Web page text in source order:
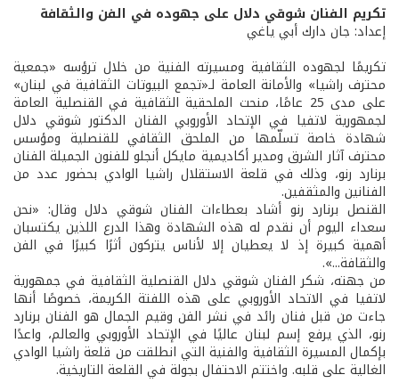
تكريم الفنان شوقي دلال على جهوده في الفن والثقافة
إعداد: جان دارك أبي ياغي
تكريمًا لجهوده الثقافية ومسيرته الفنية من خلال ترؤسه «جمعية
محترف راشيا» والأمانة العامة لـ«تجمع البيوتات الثقافية في لبنان»
على مدى 25 عامًا، منحت الملحقية الثقافية في القنصلية العامة
لجمهورية لاتفيا في الإتحاد الأوروبي الفنان الدكتور شوقي دلال
شهادة خاصة تسلّمها من الملحق الثقافي للقنصلية ومؤسس
محترف آثار الشرق ومدير أكاديمية مايكل أنجلو للفنون الجميلة الفنان
برنارد رنو، وذلك في قلعة الاستقلال راشيا الوادي بحضور عدد من
الفنانين والمثقفين.
القنصل برنارد رنو أشاد بعطاءات الفنان شوقي دلال وقال: «نحن
سعداء اليوم أن نقدم له هذه الشهادة وهذا الدرع اللذين يكتسبان
أهمية كبيرة إذ لا يعطيان إلا لأناس يتركون أثرًا كبيرًا في الفن
والثقافة...».
من جهته، شكر الفنان شوقي دلال القنصلية الثقافية في جمهورية
لاتفيا في الاتحاد الأوروبي على هذه اللفتة الكريمة، خصوصًا أنها
جاءت من قبل فنان رائد في نشر الفن وقيم الجمال هو الفنان برنارد
رنو، الذي يرفع إسم لبنان عاليًا في الإتحاد الأوروبي والعالم، واعدًا
بإكمال المسيرة الثقافية والفنية التي انطلقت من قلعة راشيا الوادي
الغالية على قلبه. واختتم الاحتفال بجولة في القلعة التاريخية.